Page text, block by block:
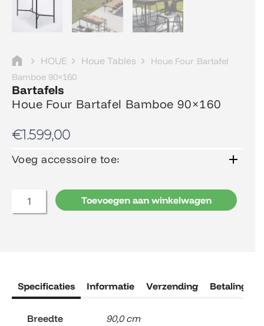
HOUE Houe Tables
Houe Four Bartafel
Bamboe 90×160
Bartafels
Houe Four Bartafel Bamboe 90×160
€1.599,00
Voeg accessoire toe:
Houe
90x160
aantal
Toevoegen aan winkelwagen
Specificaties Informatie Verzending Betaling
Breedte 90,0 cm